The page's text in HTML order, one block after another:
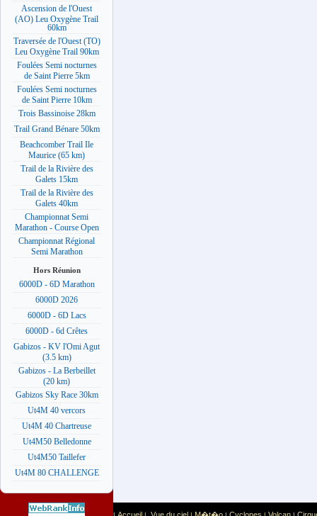
Ascension de l'Ouest
(AO) Leu Oxygène Trail
60km
Traversée de l'Ouest (TO)
Leu Oxygène Trail 90km
Foulées Semi nocturnes
de Saint Pierre 5km
Foulées Semi nocturnes
de Saint Pierre 10km
Trois Bassinoise 28km
Trail Grand Bénare 50km
Beachcomber Trail Ile
Maurice (65 km)
Trail de la Rivière des
Galets 15km
Trail de la Rivière des
Galets 40km
Championnat Semi
Marathon - Course Open
Championnat Régional
Semi Marathon
Hors Réunion
6000D - 6D Marathon
6000D 2026
6000D - 6D Lacs
6000D - 6d Crêtes
Gabizos - KV l'Omi Agut
(3.5 km)
Gabizos - La Berbeillet
(20 km)
Gabizos Sky Race 30km
Ut4M 40 vercors
Ut4M 40 Chartreuse
Ut4M50 Belledonne
Ut4M50 Taillefer
Ut4M 80 CHALLENGE